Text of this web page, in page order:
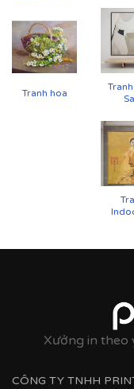
Cận cảnh tranh in
Tranh hoa
Xưởng in theo
CÔNG TY TNHH